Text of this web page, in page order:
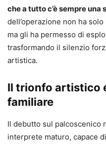
che a tutto c’è sempre una
dell’operazione non ha
ma gli ha permesso di
trasformando il silenzio
artistica.
Il trionfo artistico
familiare
Il debutto sul palcoscenico
interprete maturo, capace